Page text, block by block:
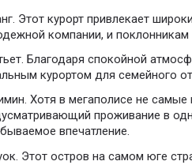
Этот курорт привлекает
компании, и поклонникам
Благодаря спокойной
курортом для семейного
Хотя в мегаполисе не
проживание в
впечатление.
Этот остров на самом юге